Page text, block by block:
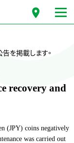
を掲載します。
recovery and
(JPY) coins negatively
was carried out